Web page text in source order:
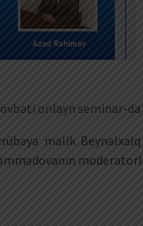
onlayn seminar-
malik